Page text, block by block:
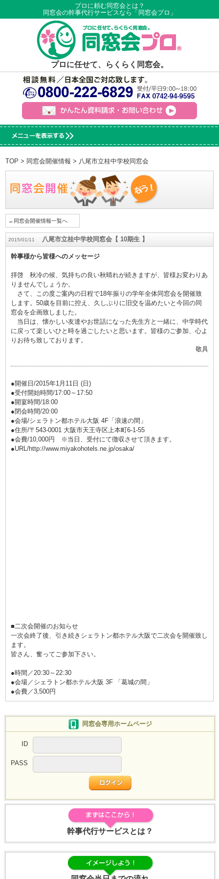
プロに頼む同窓会とは？
同窓会の幹事代行サービスなら「同窓会プロ」
プロに任せて、らくらく同窓会。
TOP > 同窓会開催情報 > 八尾市立桂中学校同窓会
←同窓会開催情報一覧へ
2015/01/11 八尾市立桂中学校同窓会【 10期生 】
幹事様から皆様へのメッセージ
拝啓 秋冷の候、気持ちの良い秋晴れが続きますが、皆様お変わりあ
りませんでしょうか。
さて、この度ご案内の日程で18年振りの学年全体同窓会を開催致
します。50歳を目前に控え、久しぶりに旧交を温めたいと今回の同
窓会を企画致しました。
当日は、懐かしい友達やお世話になった先生方と一緒に、中学時代
に戻って楽しいひと時を過ごしたいと思います。皆様のご参加、心よ
りお待ち致しております。
敬具
●開催日/2015年1月11日 (日)
●受付開始時間/17:00～17:50
●開宴時間/18:00
●閉会時間/20:00
●会場/シェラトン都ホテル大阪 4F「浪速の間」
●住所/〒543-0001 大阪市天王寺区上本町6-1-55
●会費/10,000円 ※当日、受付にて徴収させて頂きます。
●URL/http://www.miyakohotels.ne.jp/osaka/
■二次会開催のお知らせ
一次会終了後、引き続きシェラトン都ホテル大阪で二次会を開催致し
ます。
皆さん、奮ってご参加下さい。
●時間／20:30～22:30
●会場／シェラトン都ホテル大阪 3F 「葛城の間」
●会費／3,500円
同窓会専用ホームページ
ID
PASS
幹事代行サービスとは？